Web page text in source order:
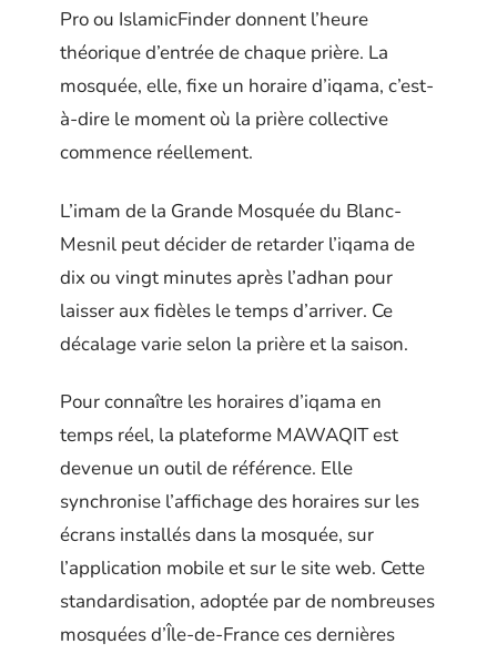
Pro ou IslamicFinder donnent l’heure
théorique d’entrée de chaque prière. La
mosquée, elle, fixe un horaire d’iqama, c’est-
à-dire le moment où la prière collective
commence réellement.
L’imam de la Grande Mosquée du Blanc-
Mesnil peut décider de retarder l’iqama de
dix ou vingt minutes après l’adhan pour
laisser aux fidèles le temps d’arriver. Ce
décalage varie selon la prière et la saison.
Pour connaître les horaires d’iqama en
temps réel, la plateforme MAWAQIT est
devenue un outil de référence. Elle
synchronise l’affichage des horaires sur les
écrans installés dans la mosquée, sur
l’application mobile et sur le site web. Cette
standardisation, adoptée par de nombreuses
mosquées d’Île-de-France ces dernières